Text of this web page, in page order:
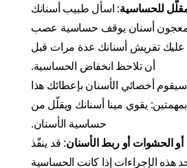
للحساسية: اسأل طبيب أسنانك
أسنان يوقف حساسية عصب
عليك تفريش أسنانك عدة مرات قبل
أن تلاحظ انخفاض الحساسية.
أخصائي الأسنان بإعطائك هذا
يقوي مينا أسنانك ويقلّل من
حساسية الأسنان.
أو الحشوات أو ربط الأسنان: قد ينفّذ
هذه الإجراءات إذا كانت الحساسية